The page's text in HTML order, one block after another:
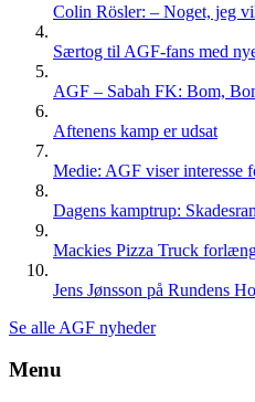
Colin Rösler: – Noget, jeg
Særtog til AGF-fans med
AGF – Sabah FK: Bom,
Aftenens kamp er udsat
Medie: AGF viser interesse
Dagens kamptrup:
Mackies Pizza Truck
Jens Jønsson på Rundens
Se alle AGF nyheder
Menu